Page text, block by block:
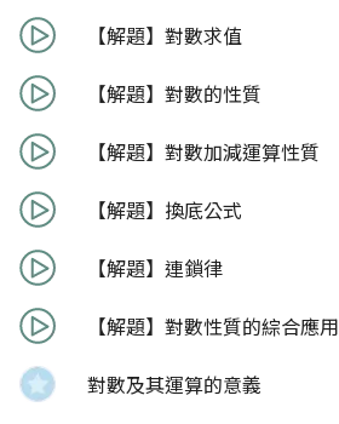
【解題】對數求值
【解題】對數的性質
【解題】對數加減運算性質
【解題】換底公式
【解題】連鎖律
【解題】對數性質的綜合應用
對數及其運算的意義